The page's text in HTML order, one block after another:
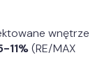
wnętrze
11%(RE/MAX